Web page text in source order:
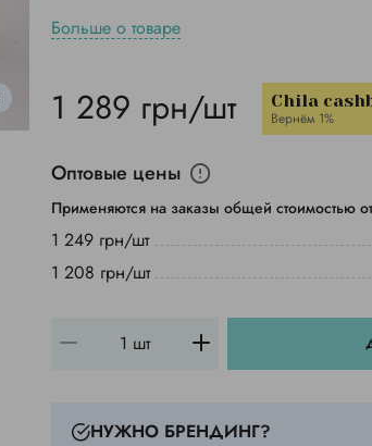
Больше о товаре
1 289 грн/шт Chila
Вернём 1%
Оптовые цены
Применяются на заказы общей стоимостью
1 249 грн/шт
1 208 грн/шт
НУЖНО БРЕНДИНГ?